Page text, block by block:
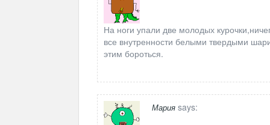
На ноги упали две молодых
все внутренности белыми твердыми
этим бороться.
Мария says: